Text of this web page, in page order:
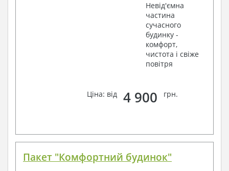
Невід'ємна
частина
сучасного
будинку -
комфорт,
чистота і свіже
повітря
Ціна: від 4 900 грн.
Пакет "Комфортний будинок"